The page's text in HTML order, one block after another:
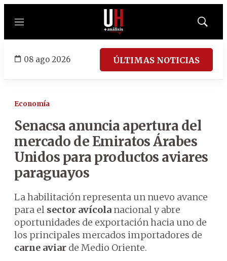
Menú
Mostrar
08 ago 2026 ÚLTIMAS NOTICIAS
Economía
Senacsa anuncia apertura del
mercado de Emiratos Árabes
Unidos para productos aviares
paraguayos
La habilitación representa un nuevo avance
para el sector avícola nacional y abre
oportunidades de exportación hacia uno de
los principales mercados importadores de
carne aviar de Medio Oriente.